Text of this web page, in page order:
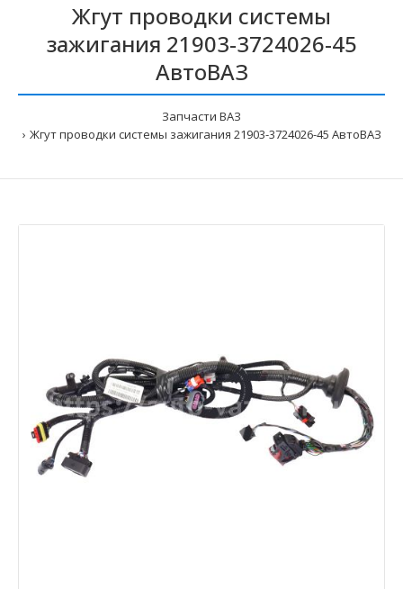
Жгут проводки системы
зажигания 21903-3724026-45
АвтоВАЗ
Запчасти ВАЗ
Жгут проводки системы зажигания 21903-3724026-45 АвтоВАЗ